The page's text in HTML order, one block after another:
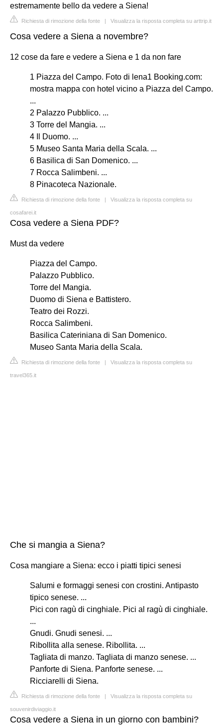
estremamente bello da vedere a Siena!
Richiesta di rimozione della fonte | Visualizza la risposta completa su arttrip.it
Cosa vedere a Siena a novembre?
12 cose da fare e vedere a Siena e 1 da non fare
1 Piazza del Campo. Foto di lena1 Booking.com:
mostra mappa con hotel vicino a Piazza del Campo.
...
2 Palazzo Pubblico. ...
3 Torre del Mangia. ...
4 Il Duomo. ...
5 Museo Santa Maria della Scala. ...
6 Basilica di San Domenico. ...
7 Rocca Salimbeni. ...
8 Pinacoteca Nazionale.
Richiesta di rimozione della fonte | Visualizza la risposta completa su
cosafarei.it
Cosa vedere a Siena PDF?
Must da vedere
Piazza del Campo.
Palazzo Pubblico.
Torre del Mangia.
Duomo di Siena e Battistero.
Teatro dei Rozzi.
Rocca Salimbeni.
Basilica Cateriniana di San Domenico.
Museo Santa Maria della Scala.
Richiesta di rimozione della fonte | Visualizza la risposta completa su
travel365.it
Che si mangia a Siena?
Cosa mangiare a Siena: ecco i piatti tipici senesi
Salumi e formaggi senesi con crostini. Antipasto
tipico senese. ...
Pici con ragù di cinghiale. Pici al ragù di cinghiale.
...
Gnudi. Gnudi senesi. ...
Ribollita alla senese. Ribollita. ...
Tagliata di manzo. Tagliata di manzo senese. ...
Panforte di Siena. Panforte senese. ...
Ricciarelli di Siena.
Richiesta di rimozione della fonte | Visualizza la risposta completa su
souvenirdiviaggio.it
Cosa vedere a Siena in un giorno con bambini?